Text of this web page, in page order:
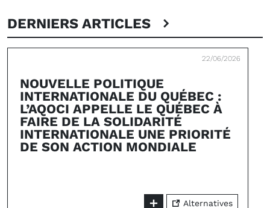
DERNIERS ARTICLES
22/06/2026
NOUVELLE POLITIQUE
INTERNATIONALE DU QUÉBEC :
L’AQOCI APPELLE LE QUÉBEC À
FAIRE DE LA SOLIDARITÉ
INTERNATIONALE UNE PRIORITÉ
DE SON ACTION MONDIALE
Alternatives